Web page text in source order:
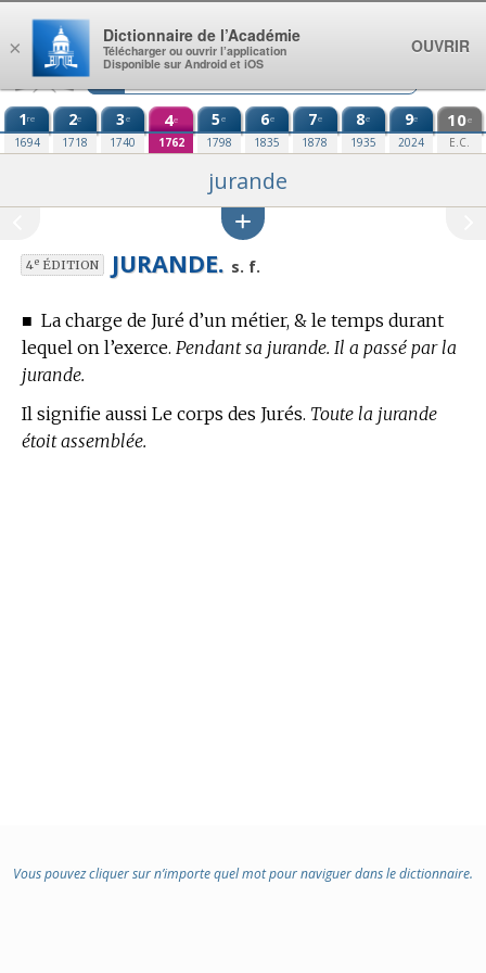
Aller au contenu
1re
1694
2e
1718
3e
1740
4e
1762
5e
1798
6e
1835
7e
1878
8e
1935
9e
2024
10e
E.C.
jurande
4eÉDITION JURANDE. s. f.
■ La charge de Juré d’un métier, & le temps durant
lequel on l’exerce. Pendant sa jurande. Il a passé par la
jurande.
Il signifie aussi Le corps des Jurés. Toute la jurande
étoit assemblée.
Vous pouvez cliquer sur n’importe quel mot pour naviguer dans le dictionnaire.
×
Dictionnaire de l’Académie
Télécharger ou ouvrir l’application
Disponible sur Android et iOS
OUVRIR